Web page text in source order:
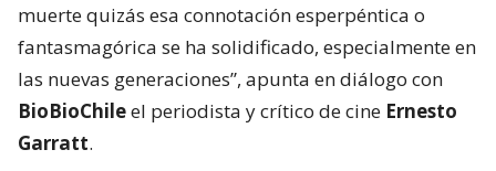
muerte quizás esa connotación esperpéntica o
fantasmagórica se ha solidificado, especialmente en
las nuevas generaciones”, apunta en diálogo con
BioBioChileel periodista y crítico de cine Ernesto
Garratt.